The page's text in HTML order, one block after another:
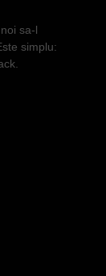
sa-l
simplu: